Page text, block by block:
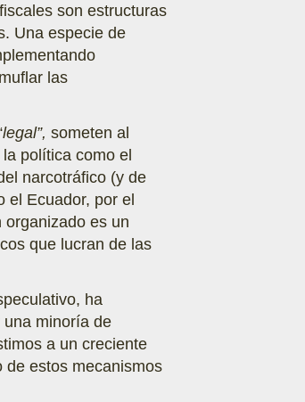
son estructuras
Una especie de
las
legal”, someten al
política como el
narcotráfico (y de
el Ecuador, por el
es un
que lucran de las
ha
minoría de
a un creciente
de estos mecanismos